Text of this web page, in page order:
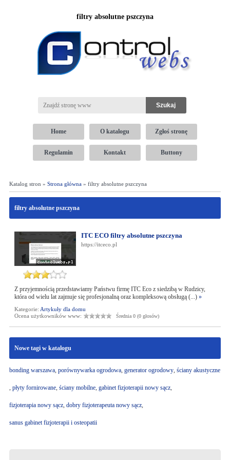
filtry absolutne pszczyna
Home O katalogu Zgłoś stronę
Regulamin Kontakt Buttony
Katalog stron » Strona główna» filtry absolutne pszczyna
filtry absolutne pszczyna
ITC ECO filtry absolutne pszczyna
https://itceco.pl
Z przyjemnością przedstawiamy Państwu firmę ITC Eco z siedzibą w Rudzicy,
która od wielu lat zajmuje się profesjonalną oraz kompleksową obsługą (...) »
Kategorie: Artykuły dla domu
Ocena użytkowników www:
Średnia 0 (0 głosów)
Nowe tagi w katalogu
bonding warszawa, porównywarka ogrodowa, generator ogrodowy, ściany akustyczne
, płyty fornirowane, ściany mobilne, gabinet fizjoterapii nowy sącz,
fizjoterapia nowy sącz, dobry fizjoterapeuta nowy sącz,
sanus gabinet fizjoterapii i osteopatii